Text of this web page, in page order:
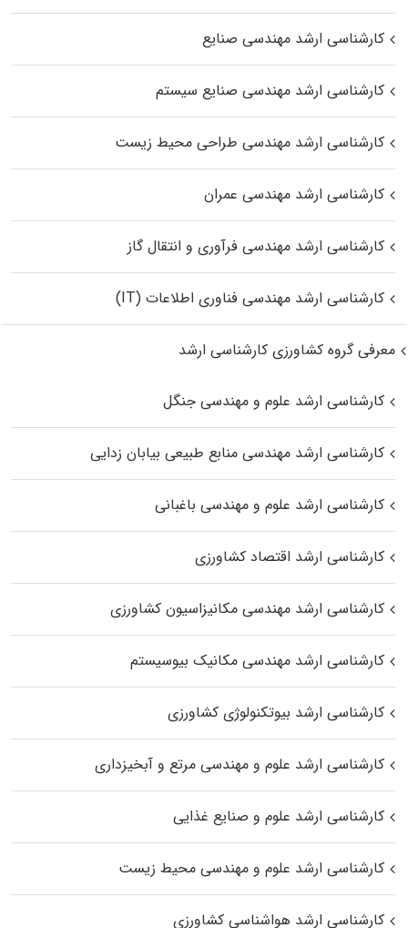
کارشناسی ارشد مهندسی صنایع
کارشناسی ارشد مهندسی صنایع سیستم
کارشناسی ارشد مهندسی طراحی محیط زیست
کارشناسی ارشد مهندسی عمران
کارشناسی ارشد مهندسی فرآوری و انتقال گاز
کارشناسی ارشد مهندسی فناوری اطلاعات (IT)
معرفی گروه کشاورزی کارشناسی ارشد
کارشناسی ارشد علوم و مهندسی جنگل
کارشناسی ارشد مهندسی منابع طبیعی بیابان زدایی
کارشناسی ارشد علوم و مهندسی باغبانی
کارشناسی ارشد اقتصاد کشاورزی
کارشناسی ارشد مهندسی مکانیزاسیون کشاورزی
کارشناسی ارشد مهندسی مکانیک بیوسیستم
کارشناسی ارشد بیوتکنولوژی کشاورزی
کارشناسی ارشد علوم و مهندسی مرتع و آبخیزداری
کارشناسی ارشد علوم و صنایع غذایی
کارشناسی ارشد علوم و مهندسی محیط زیست
کارشناسی ارشد هواشناسی کشاورزی